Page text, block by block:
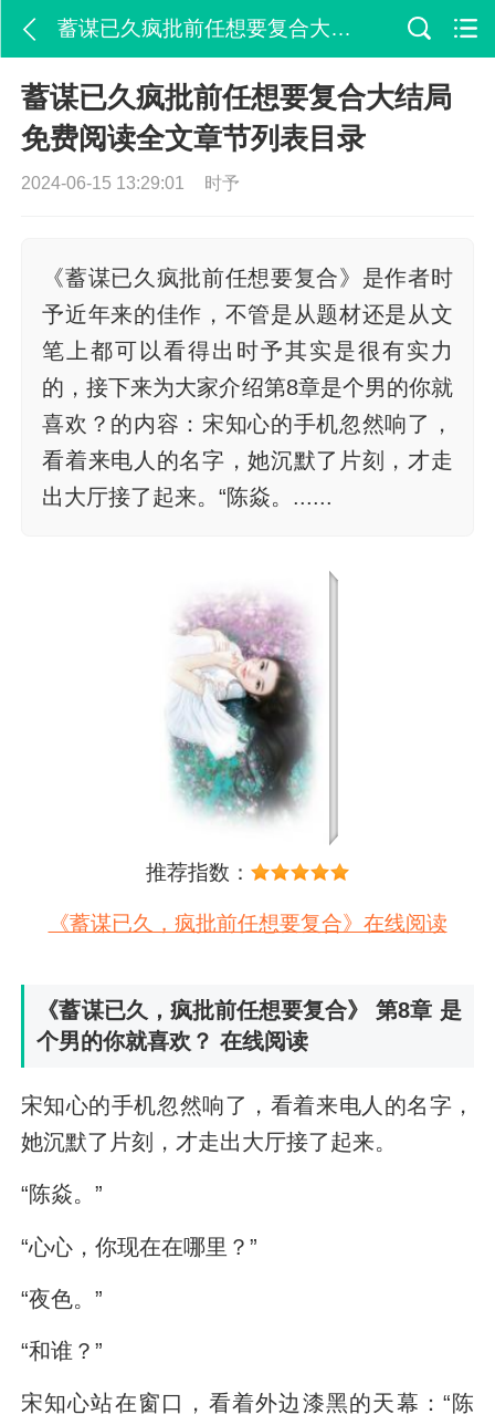
蓄谋已久疯批前任想要复合大结局免费阅读全文章节列表目录
蓄谋已久疯批前任想要复合大结局
免费阅读全文章节列表目录
2024-06-15 13:29:01 时予
《蓄谋已久疯批前任想要复合》是作者时
予近年来的佳作，不管是从题材还是从文
笔上都可以看得出时予其实是很有实力
的，接下来为大家介绍第8章是个男的你就
喜欢？的内容：宋知心的手机忽然响了，
看着来电人的名字，她沉默了片刻，才走
出大厅接了起来。“陈焱。......
推荐指数：
《蓄谋已久，疯批前任想要复合》在线阅读
《蓄谋已久，疯批前任想要复合》 第8章 是
个男的你就喜欢？ 在线阅读
宋知心的手机忽然响了，看着来电人的名字，
她沉默了片刻，才走出大厅接了起来。
“陈焱。”
“心心，你现在在哪里？”
“夜色。”
“和谁？”
宋知心站在窗口，看着外边漆黑的天幕：“陈